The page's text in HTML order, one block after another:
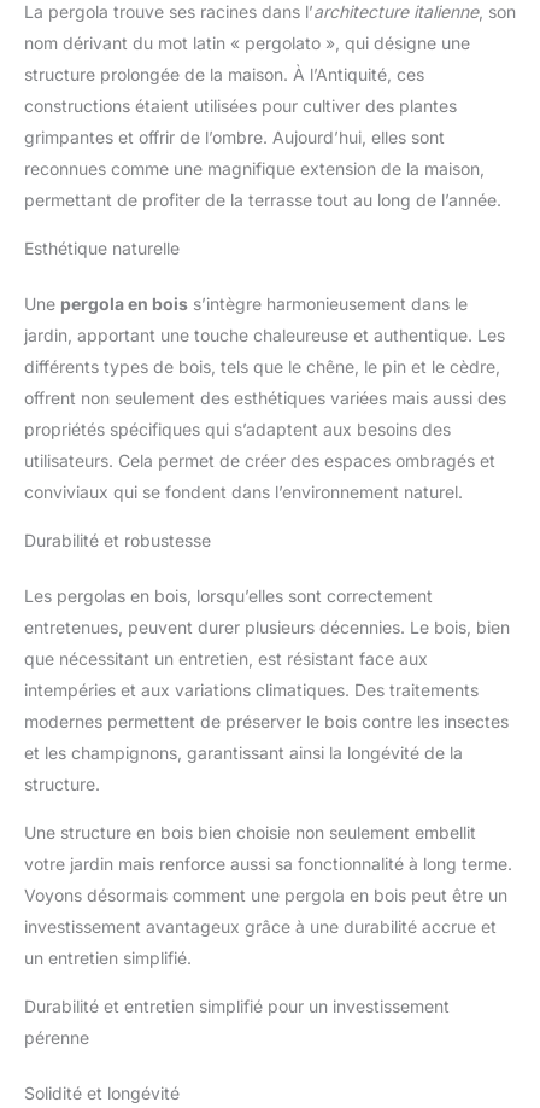
La pergola trouve ses racines dans l’architecture italienne, son
nom dérivant du mot latin « pergolato », qui désigne une
structure prolongée de la maison. À l’Antiquité, ces
constructions étaient utilisées pour cultiver des plantes
grimpantes et offrir de l’ombre. Aujourd’hui, elles sont
reconnues comme une magnifique extension de la maison,
permettant de profiter de la terrasse tout au long de l’année.
Esthétique naturelle
Une pergola en bois s’intègre harmonieusement dans le
jardin, apportant une touche chaleureuse et authentique. Les
différents types de bois, tels que le chêne, le pin et le cèdre,
offrent non seulement des esthétiques variées mais aussi des
propriétés spécifiques qui s’adaptent aux besoins des
utilisateurs. Cela permet de créer des espaces ombragés et
conviviaux qui se fondent dans l’environnement naturel.
Durabilité et robustesse
Les pergolas en bois, lorsqu’elles sont correctement
entretenues, peuvent durer plusieurs décennies. Le bois, bien
que nécessitant un entretien, est résistant face aux
intempéries et aux variations climatiques. Des traitements
modernes permettent de préserver le bois contre les insectes
et les champignons, garantissant ainsi la longévité de la
structure.
Une structure en bois bien choisie non seulement embellit
votre jardin mais renforce aussi sa fonctionnalité à long terme.
Voyons désormais comment une pergola en bois peut être un
investissement avantageux grâce à une durabilité accrue et
un entretien simplifié.
Durabilité et entretien simplifié pour un investissement
pérenne
Solidité et longévité